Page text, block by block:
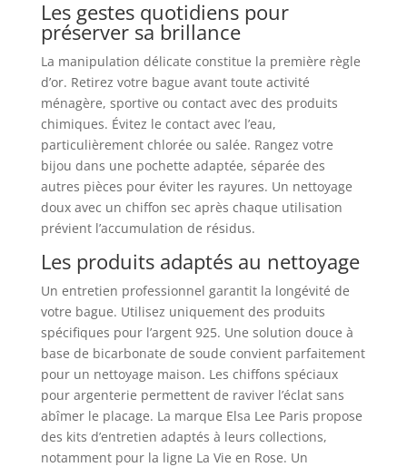
Les gestes quotidiens pour
préserver sa brillance
La manipulation délicate constitue la première règle
d’or. Retirez votre bague avant toute activité
ménagère, sportive ou contact avec des produits
chimiques. Évitez le contact avec l’eau,
particulièrement chlorée ou salée. Rangez votre
bijou dans une pochette adaptée, séparée des
autres pièces pour éviter les rayures. Un nettoyage
doux avec un chiffon sec après chaque utilisation
prévient l’accumulation de résidus.
Les produits adaptés au nettoyage
Un entretien professionnel garantit la longévité de
votre bague. Utilisez uniquement des produits
spécifiques pour l’argent 925. Une solution douce à
base de bicarbonate de soude convient parfaitement
pour un nettoyage maison. Les chiffons spéciaux
pour argenterie permettent de raviver l’éclat sans
abîmer le placage. La marque Elsa Lee Paris propose
des kits d’entretien adaptés à leurs collections,
notamment pour la ligne La Vie en Rose. Un